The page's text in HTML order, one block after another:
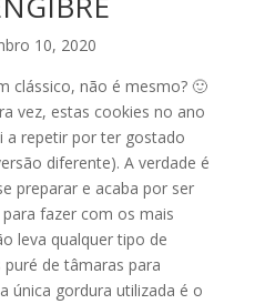
10, 2020
clássico, não é mesmo? 🙂
vez, estas cookies no ano
a repetir por ter gostado
diferente). A verdade é
preparar e acaba por ser
fazer com os mais
leva qualquer tipo de
de tâmaras para
única gordura utilizada é o